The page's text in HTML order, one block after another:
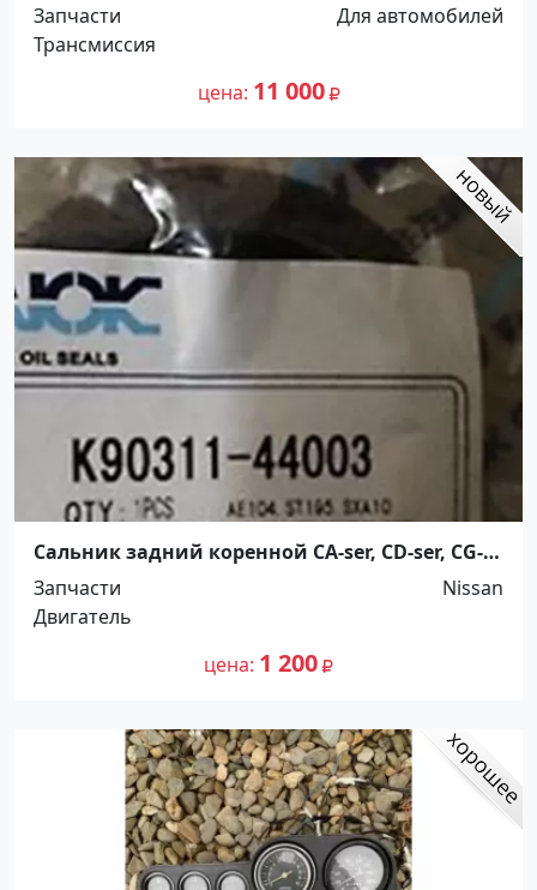
Запчасти
Для автомобилей
Трансмиссия
цена 11 000
Сальник задний коренной CA-ser, CD-ser, CG-
ser, CR-ser, GA-ser, QG-ser, QR-ser, SR-ser, VG-ser,
VH-s Краснодар
Запчасти
Nissan
Двигатель
цена 1 200